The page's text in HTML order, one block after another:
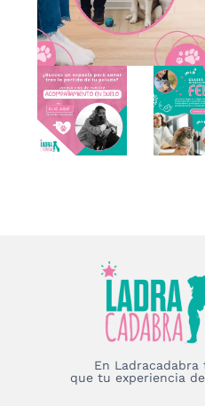
En Ladracadabra
que tu experiencia